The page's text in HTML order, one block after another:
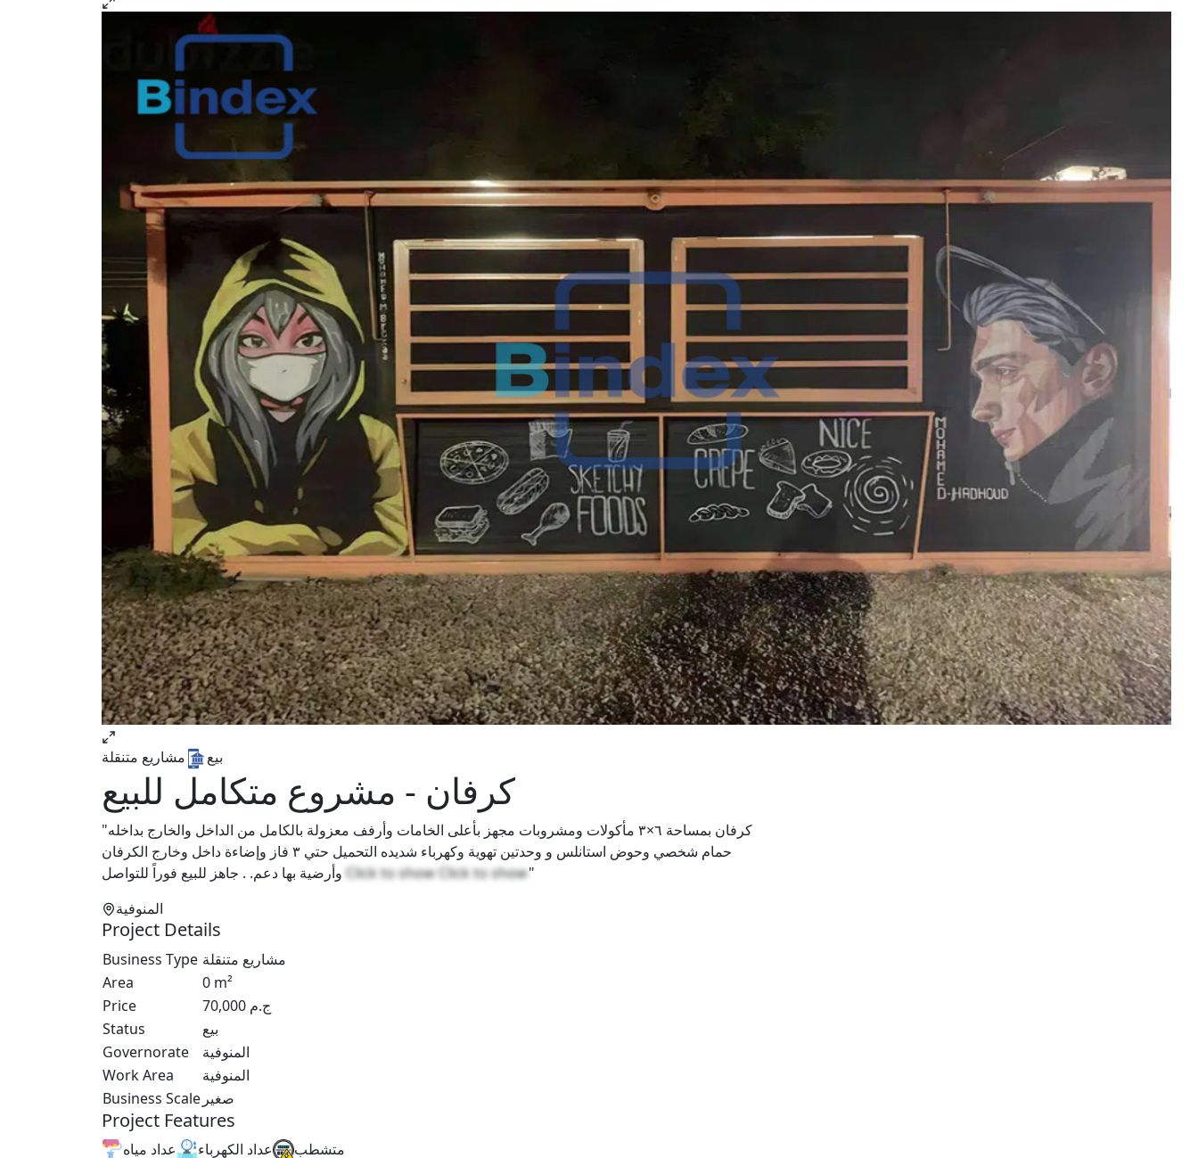
بيع مشاريع متنقلة
كرفان - مشروع متكامل للبيع
"كرفان بمساحة ٦×٣ مأكولات ومشروبات مجهز بأعلى الخامات وأرفف معزولة بالكامل من الداخل والخارج بداخله
حمام شخصي وحوض استانلس و وحدتين تهوية وكهرباء شديده التحميل حتي ٣ فاز وإضاءة داخل وخارج الكرفان
Click to showClick to show"
المنوفية
Project Details
Business Type مشاريع متنقلة
Area
0 m²
Price
70,000 ج.م
Status
بيع
Governorate
المنوفية
Work Area
المنوفية
Business Scale صغير
Project Features
متشطب عداد الكهرباء عداد مياه